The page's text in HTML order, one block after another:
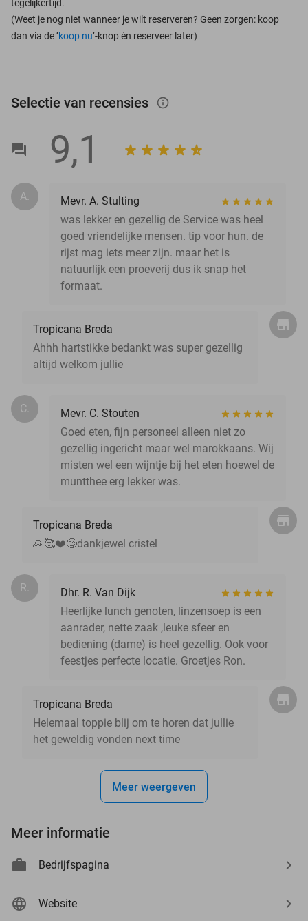
tegelijkertijd.
(Weet je nog niet wanneer je wilt reserveren? Geen zorgen: koop
dan via de ‘koop nu’-knop én reserveer later)
Selectie van recensies info_outlined
9,1
A.
Mevr. A. Stulting
was lekker en gezellig de Service was heel
goed vriendelijke mensen. tip voor hun. de
rijst mag iets meer zijn. maar het is
natuurlijk een proeverij dus ik snap het
formaat.
Tropicana Breda
Ahhh hartstikke bedankt was super gezellig
altijd welkom jullie
C.
Mevr. C. Stouten
Goed eten, fijn personeel alleen niet zo
gezellig ingericht maar wel marokkaans. Wij
misten wel een wijntje bij het eten hoewel de
muntthee erg lekker was.
Tropicana Breda
🙏🥰❤️😋dankjewel cristel
R.
Dhr. R. Van Dijk
Heerlijke lunch genoten, linzensoep is een
aanrader, nette zaak ,leuke sfeer en
bediening (dame) is heel gezellig. Ook voor
feestjes perfecte locatie. Groetjes Ron.
Tropicana Breda
Helemaal toppie blij om te horen dat jullie
het geweldig vonden next time
Meer weergeven
Meer informatie
Bedrijfspagina
Website